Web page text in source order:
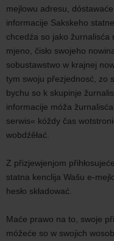
mejlowu adresu,
informacije Sakskeho
chcedźa so jako žurnalisća
mjeno, čisło swojeho
sobustawstwo w krajnej
tym swoju přezjednosć, zo
bychu so k skupinje
informacije móža
serwis« kóždy čas
wobdźěłać.
Z přizjewjenjom
statna kenclija Wašu e-
hesło składować.
Maće prawo na to, swoje
móžeće so w swojich